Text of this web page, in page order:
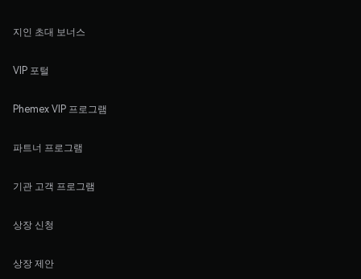
지인 초대 보너스
VIP 포털
Phemex VIP 프로그램
파트너 프로그램
기관 고객 프로그램
상장 신청
상장 제안